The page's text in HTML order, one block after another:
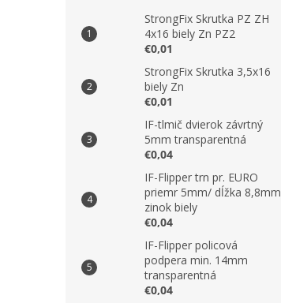
StrongFix Skrutka PZ ZH
4x16 biely Zn PZ2
€0,01
StrongFix Skrutka 3,5x16
biely Zn
€0,01
IF-tlmič dvierok závrtný
5mm transparentná
€0,04
IF-Flipper trn pr. EURO
priemr 5mm/ dĺžka 8,8mm
zinok biely
€0,04
IF-Flipper policová
podpera min. 14mm
transparentná
€0,04